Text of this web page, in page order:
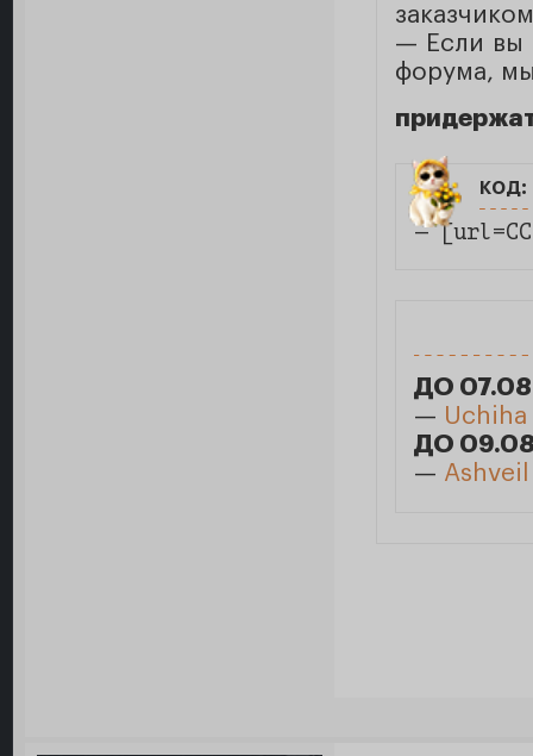
— Если вы
форума,
код:
—
ДО 07.08
— Uchiha
ДО 09.08
— Ashveil